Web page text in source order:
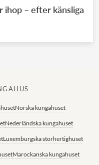
ihop – efter känsliga
Norska kungahuset
Nederländska kungahuset
Luxemburgska storhertighuset
Marockanska kungahuset